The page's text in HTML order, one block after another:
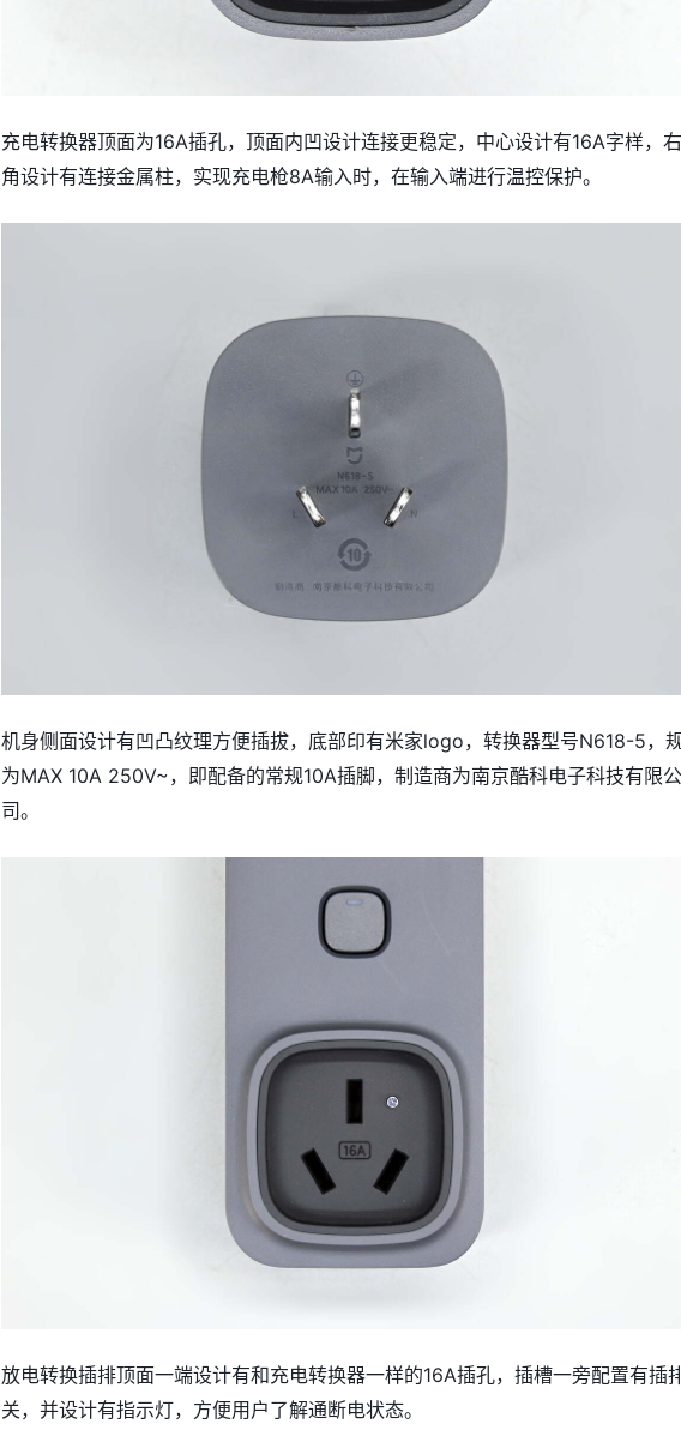
充电转换器顶面为16A插孔，顶面内凹设计连接更稳定，中心设计有16A字样，
角设计有连接金属柱，实现充电枪8A输入时，在输入端进行温控保护。
机身侧面设计有凹凸纹理方便插拔，底部印有米家logo，转换器型号N618-5，
为MAX 10A 250V~，即配备的常规10A插脚，制造商为南京酷科电子科技有限公
司。
放电转换插排顶面一端设计有和充电转换器一样的16A插孔，插槽一旁配置有插
关，并设计有指示灯，方便用户了解通断电状态。